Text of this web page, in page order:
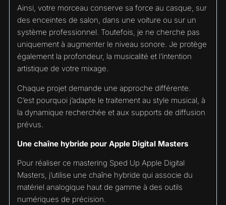
Ainsi, votre morceau conserve sa force au casque, sur
des enceintes de salon, dans une voiture ou sur un
système professionnel. Toutefois, je ne cherche pas
uniquement à augmenter le niveau sonore. Je protège
également la profondeur, la musicalité et l’intention
artistique de votre mixage.
Chaque projet demande une approche différente.
C’est pourquoi j’adapte le traitement au style musical, à
la dynamique recherchée et aux supports de diffusion
prévus.
Une chaîne hybride pour Apple Digital Masters
Pour réaliser ce mastering Sped Up Apple Digital
Masters, j’utilise une chaîne hybride qui associe du
matériel analogique haut de gamme à des outils
numériques de précision.